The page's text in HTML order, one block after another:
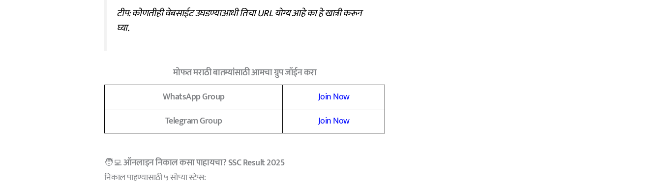
टीप: कोणतीही वेबसाईट उघडण्याआधी तिचा URL योग्य आहे का हे खात्री करून
घ्या.
मोफत मराठी बातम्यांसाठी आमचा ग्रुप जॉईन करा
WhatsApp Group
Join Now
Telegram Group
Join Now
🧑‍💻ऑनलाइन निकाल कसा पाहायचा?SSC Result 2025
निकाल पाहण्यासाठी ५ सोप्या स्टेप्स: